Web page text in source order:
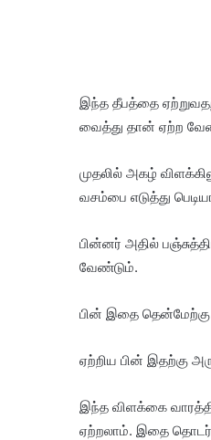
இந்த தீபத்தை
வைத்து தான் ஏற்ற
முதலில் அகழ்
வசம்பை எடுத்து
பின்னர் அதில்
வேண்டும்.
பின் இதை தென்மேற்கு
ஏற்றிய பின் இதற்கு
இந்த விளக்கை
ஏற்றலாம். இதை